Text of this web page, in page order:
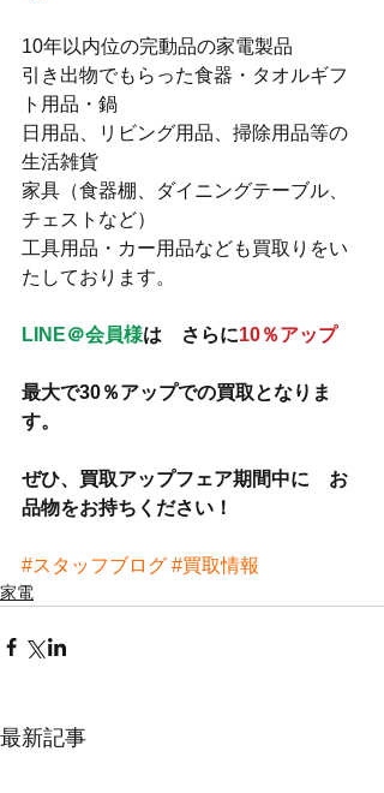
10年以内位の完動品の家電製品
引き出物でもらった食器・タオルギフ
ト用品・鍋
日用品、リビング用品、掃除用品等の
生活雑貨
家具（食器棚、ダイニングテーブル、
チェストなど）
工具用品・カー用品なども買取りをい
たしております。
LINE＠会員様は　さらに10％アップ
最大で30％アップでの買取となりま
す。
ぜひ、買取アップフェア期間中に　お
品物をお持ちください！
#スタッフブログ #買取情報
家電
最新記事